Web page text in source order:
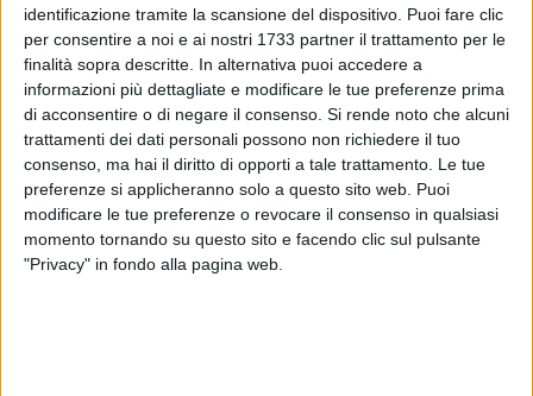
identificazione tramite la scansione del dispositivo. Puoi fare clic
per consentire a noi e ai nostri 1733 partner il trattamento per le
finalità sopra descritte. In alternativa puoi accedere a
informazioni più dettagliate e modificare le tue preferenze prima
di acconsentire o di negare il consenso. Si rende noto che alcuni
trattamenti dei dati personali possono non richiedere il tuo
consenso, ma hai il diritto di opporti a tale trattamento. Le tue
preferenze si applicheranno solo a questo sito web. Puoi
modificare le tue preferenze o revocare il consenso in qualsiasi
momento tornando su questo sito e facendo clic sul pulsante
"Privacy" in fondo alla pagina web.
BARI - 23 GIUGNO 2026
Nuova area pedonale sul lungomare di Santo
Spirito tutti i sabati e le domeniche fino a
settembre
BARI - 23 GIUGNO 2026
Arriva a Madonnella il Centro Mobile di
Raccolta di AMIU Puglia
BARI - 23 GIUGNO 2026
Al via i lavori per i campetti intitolati a Michele